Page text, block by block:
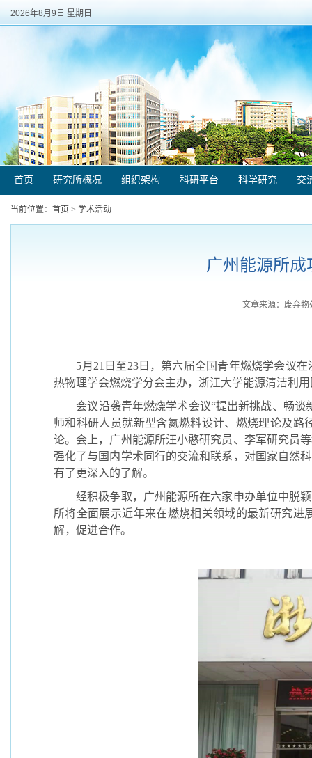
2026年8月9日 星期日
首页 研究所概况 组织架构 科研平台 科学研究 交
当前位置： 首页 > 学术活动
广州能源所成
文章来源：废弃
5月 21 日至23日，第六届全国青年燃烧学会议
热物理学会燃烧学分会主办，浙江大学能源清洁利
会议沿袭青年燃烧学术会议“提出新挑战、畅
师和科研人员就新型含氮燃料设计、燃烧理论及
论。会上，广州能源所汪小憨研究员、李军研究员
强化了与国内学术同行的交流和联系，对国家自然
有了更深入的了解。
经积极争取，广州能源所在六家申办单位中脱
所将全面展示近年来在燃烧相关领域的最新研究
解，促进合作。